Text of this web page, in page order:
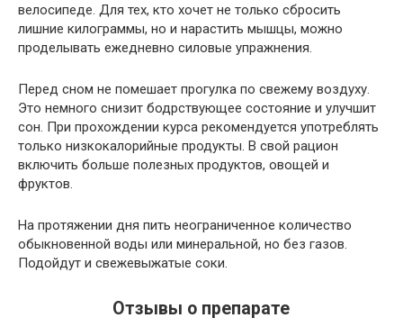
велосипеде. Для тех, кто хочет не только сбросить
лишние килограммы, но и нарастить мышцы, можно
проделывать ежедневно силовые упражнения.
Перед сном не помешает прогулка по свежему воздуху.
Это немного снизит бодрствующее состояние и улучшит
сон. При прохождении курса рекомендуется употреблять
только низкокалорийные продукты. В свой рацион
включить больше полезных продуктов, овощей и
фруктов.
На протяжении дня пить неограниченное количество
обыкновенной воды или минеральной, но без газов.
Подойдут и свежевыжатые соки.
Отзывы о препарате